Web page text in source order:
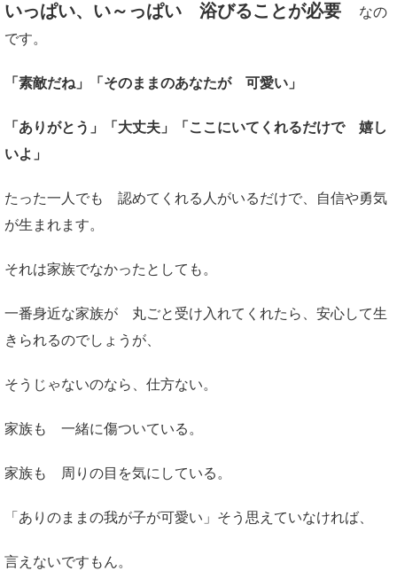
いっぱい、い～っぱい 浴びることが必要
なの
です。
「素敵だね」「そのままのあなたが 可愛い」
「ありがとう」「大丈夫」「ここにいてくれるだけで 嬉し
いよ」
たった一人でも 認めてくれる人がいるだけで、自信や勇気
が生まれます。
それは家族でなかったとしても。
一番身近な家族が 丸ごと受け入れてくれたら、安心して生
きられるのでしょうが、
そうじゃないのなら、仕方ない。
家族も 一緒に傷ついている。
家族も 周りの目を気にしている。
「ありのままの我が子が可愛い」そう思えていなければ、
言えないですもん。